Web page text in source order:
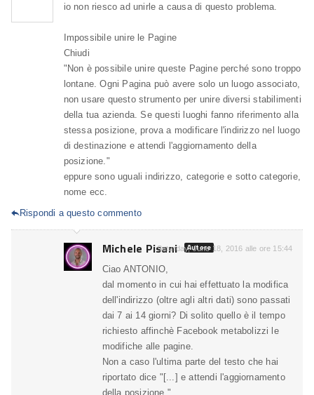
io non riesco ad unirle a causa di questo problema.
Impossibile unire le Pagine
Chiudi
"Non è possibile unire queste Pagine perché sono troppo
lontane. Ogni Pagina può avere solo un luogo associato,
non usare questo strumento per unire diversi stabilimenti
della tua azienda. Se questi luoghi fanno riferimento alla
stessa posizione, prova a modificare l'indirizzo nel luogo
di destinazione e attendi l'aggiornamento della
posizione."
eppure sono uguali indirizzo, categorie e sotto categorie,
nome ecc.
Rispondi a questo commento
Michele Pisani Autore
Saturday, June 18, 2016 alle ore 15:44
Ciao ANTONIO,
dal momento in cui hai effettuato la modifica
dell'indirizzo (oltre agli altri dati) sono passati
dai 7 ai 14 giorni? Di solito quello è il tempo
richiesto affinchè Facebook metabolizzi le
modifiche alle pagine.
Non a caso l'ultima parte del testo che hai
riportato dice "[...] e attendi l'aggiornamento
della posizione.".